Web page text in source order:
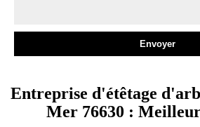
Entreprise d'étêtage
Mer 76630 :